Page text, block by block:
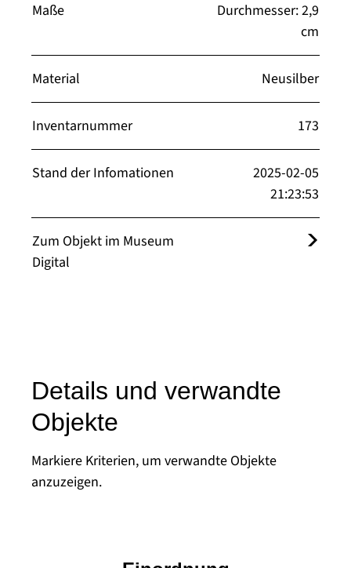
Maße
Durchmesser: 2,9
cm
Material Neusilber
Inventarnummer 173
Stand der Infomationen
2025-02-05
21:23:53
Zum Objekt im Museum
Digital
Details und verwandte
Objekte
Markiere Kriterien, um verwandte Objekte
anzuzeigen.